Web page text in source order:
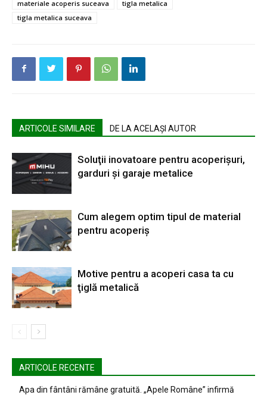
materiale acoperis suceava
tigla metalica
tigla metalica suceava
ARTICOLE SIMILARE DE LA ACELAȘI AUTOR
Soluţii inovatoare pentru acoperişuri,
garduri şi garaje metalice
Cum alegem optim tipul de material
pentru acoperiş
Motive pentru a acoperi casa ta cu
ţiglă metalică
ARTICOLE RECENTE
Apa din fântâni rămâne gratuită. „Apele Române” infirmă